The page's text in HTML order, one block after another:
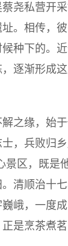
蔡尧私营
。相传，
种下的。
逐渐形成
之缘，始
，兵败归
景区，既
清顺治十
峨，一度
是烹茶煮